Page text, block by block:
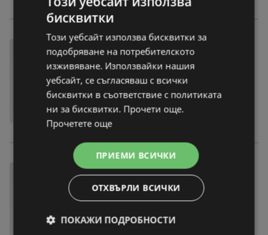
бисквитки
Този уебсайт използва бисквитки за
подобряване на потребителското
изживяване. Използвайки нашия
уебсайт, се съгласяваш с всички
бисквитки в съответствие с политиката
ни за бисквитки. Прочети още.
Прочетете още
ПРИЕМИ ВСИЧКИ
ОТХВЪРЛИ ВСИЧКИ
ПОКАЖИ ПОДРОБНОСТИ